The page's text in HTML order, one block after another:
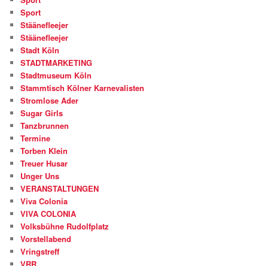
Sport
Stäänefleejer
Stäänefleejer
Stadt Köln
STADTMARKETING
Stadtmuseum Köln
Stammtisch Kölner Karnevalisten
Stromlose Ader
Sugar Girls
Tanzbrunnen
Termine
Torben Klein
Treuer Husar
Unger Uns
VERANSTALTUNGEN
Viva Colonia
VIVA COLONIA
Volksbühne Rudolfplatz
Vorstellabend
Vringstreff